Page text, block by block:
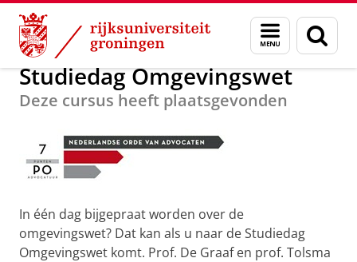
Skip
Content
Skip
Navigation
Menu
en
zoeken
Over ons Postacademisch Onderwijs
Studiedag Omgevingswet
Deze cursus heeft plaatsgevonden
In één dag bijgepraat worden over de
omgevingswet? Dat kan als u naar de Studiedag
Omgevingswet komt. Prof. De Graaf en prof. Tolsma